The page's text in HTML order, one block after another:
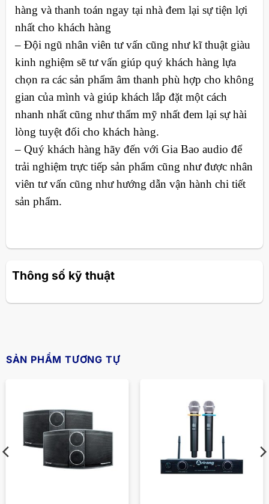
hàng và thanh toán ngay tại nhà đem lại sự tiện lợi
nhất cho khách hàng
– Đội ngũ nhân viên tư vấn cũng như kĩ thuật giàu
kinh nghiệm sẽ tư vấn giúp quý khách hàng lựa
chọn ra các sản phẩm âm thanh phù hợp cho không
gian của mình và giúp khách lắp đặt một cách
nhanh nhất cũng như thẩm mỹ nhất đem lại sự hài
lòng tuyệt đối cho khách hàng.
– Quý khách hàng hãy đến với Gia Bao audio để
trải nghiệm trực tiếp sản phẩm cũng như được nhân
viên tư vấn cũng như hướng dẫn vận hành chi tiết
sản phẩm.
Thông số kỹ thuật
SẢN PHẨM TƯƠNG TỰ